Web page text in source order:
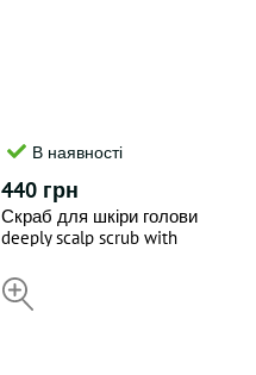
В наявності
440 грн
Скраб для шкіри голови
deeply scalp scrub with